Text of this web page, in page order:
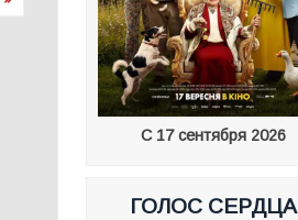
С 17 сентября 2026
ГОЛОС СЕРДЦА